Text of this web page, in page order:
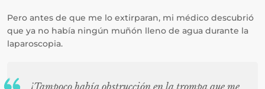
Pero antes de que me lo extirparan, mi médico descubrió
que ya no había ningún muñón lleno de agua durante la
laparoscopia.
¡Tampoco había obstrucción en la trompa que me